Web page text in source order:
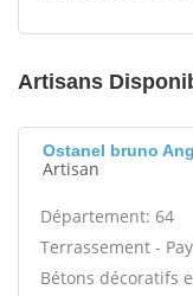
Artisans
Ostanel bruno
Artisan
Département: 64
Terrassement -
Bétons décoratifs